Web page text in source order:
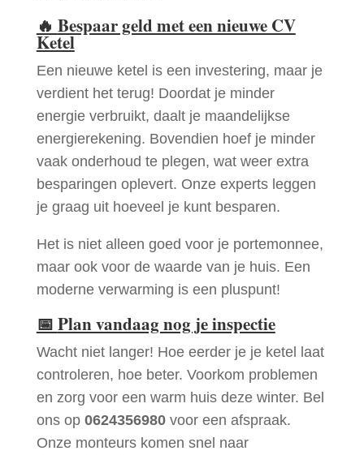
🔥 Bespaar geld met een nieuwe CV
Ketel
Een nieuwe ketel is een investering, maar je
verdient het terug! Doordat je minder
energie verbruikt, daalt je maandelijkse
energierekening. Bovendien hoef je minder
vaak onderhoud te plegen, wat weer extra
besparingen oplevert. Onze experts leggen
je graag uit hoeveel je kunt besparen.
Het is niet alleen goed voor je portemonnee,
maar ook voor de waarde van je huis. Een
moderne verwarming is een pluspunt!
📅 Plan vandaag nog je inspectie
Wacht niet langer! Hoe eerder je je ketel laat
controleren, hoe beter. Voorkom problemen
en zorg voor een warm huis deze winter. Bel
ons op 0624356980voor een afspraak.
Onze monteurs komen snel naar